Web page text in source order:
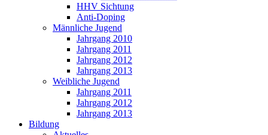
HHV Sichtung
Anti-Doping
Männliche Jugend
Jahrgang 2010
Jahrgang 2011
Jahrgang 2012
Jahrgang 2013
Weibliche Jugend
Jahrgang 2011
Jahrgang 2012
Jahrgang 2013
Bildung